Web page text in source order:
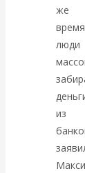
же
время
люди
из